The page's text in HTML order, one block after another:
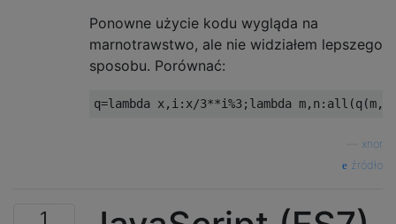
Ponowne użycie kodu wygląda na
marnotrawstwo, ale nie widziałem lepszego
sposobu. Porównać:
q=lambda x, i : x/3**i%3; lambda m, n : all (q (m,
xnor
źródło
1